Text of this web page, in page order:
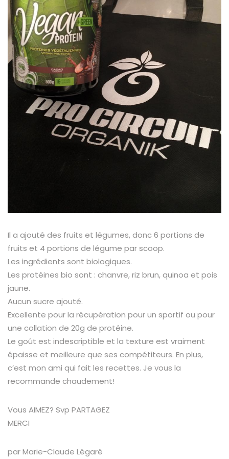
Il a ajouté des fruits et légumes, donc 6 portions de
fruits et 4 portions de légume par scoop.
Les ingrédients sont biologiques.
Les protéines bio sont : chanvre, riz brun, quinoa et pois
jaune.
Aucun sucre ajouté.
Excellente pour la récupération pour un sportif ou pour
une collation de 20g de protéine.
Le goût est indescriptible et la texture est vraiment
épaisse et meilleure que ses compétiteurs. En plus,
c’est mon ami qui fait les recettes. Je vous la
recommande chaudement!
Vous AIMEZ? Svp PARTAGEZ
MERCI
par Marie-Claude Légaré